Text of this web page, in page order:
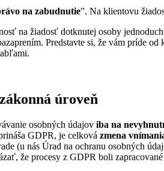
na zabudnutie”. Na klientovu
na žiadosť dotknutej osoby
Predstavte si, že vám príde
úroveň
osobných údajov iba na
GDPR, je celková zmena
(u nás Úrad na ochranu osobných
že procesy z GDPR boli